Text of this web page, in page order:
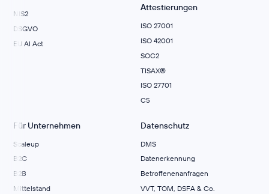
NIS2
DSGVO
EU AI Act
Attestierungen
ISO 27001
ISO 42001
SOC2
TISAX®
ISO 27701
C5
Für Unternehmen
Scaleup
B2C
B2B
Mittelstand
Datenschutz
DMS
Datenerkennung
Betroffenenanfragen
VVT, TOM, DSFA & Co.